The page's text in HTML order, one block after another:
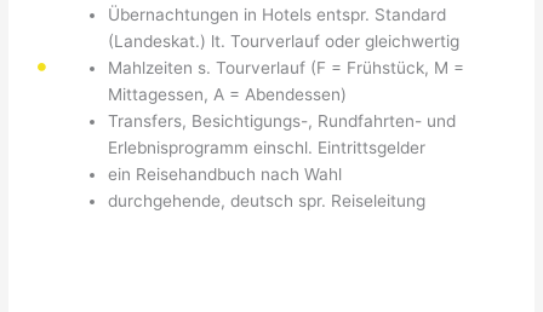
Übernachtungen in Hotels entspr. Standard
(Landeskat.) lt. Tourverlauf oder gleichwertig
Mahlzeiten s. Tourverlauf (F = Frühstück, M =
Mittagessen, A = Abendessen)
Transfers, Besichtigungs-, Rundfahrten- und
Erlebnisprogramm einschl. Eintrittsgelder
ein Reisehandbuch nach Wahl
durchgehende, deutsch spr. Reiseleitung